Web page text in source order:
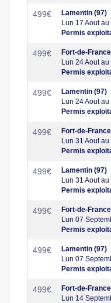
499€
Lamentin (97)
Lun 17 Aout
Permis
499€
Fort-de-
Lun 24 Aout
Permis
499€
Lamentin (97)
Lun 24 Aout
Permis
499€
Fort-de-
Lun 31 Aout
Permis
499€
Lamentin (97)
Lun 31 Aout
Permis
499€
Fort-de-
Lun 07
Permis
499€
Lamentin (97)
Lun 07
Permis
499€
Fort-de-
Lun 14